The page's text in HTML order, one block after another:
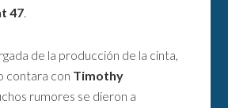
47.
de la producción de la cinta,
contara con Timothy
rumores se dieron a